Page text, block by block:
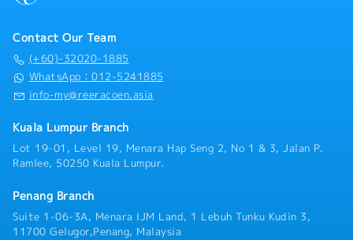
Contact Our Team
(+60)-32020-1885
WhatsApp：012-5241885
info-my@reeracoen.asia
Kuala Lumpur Branch
Lot 19-01, Level 19, Menara Hap Seng 2, No 1 & 3, Jalan P.
Ramlee, 50250 Kuala Lumpur.
Penang Branch
Suite 1-06-3A, Menara IJM Land, 1 Lebuh Tunku Kudin 3,
11700 Gelugor,Penang, Malaysia